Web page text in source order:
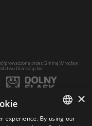
przez Gminę Wrocław,
Dolnośląskie
zakup sprzętu współfinansowany
×
experience. By using our